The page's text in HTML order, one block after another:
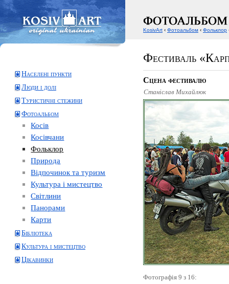
Фестиваль
Населені пункти
Люди і долі
Туристичні стежини
Фотоальбом
Косів
Косівчани
Фольклор
Природа
Відпочинок та туризм
Культура і мистецтво
Світлини
Панорами
Карти
Бібліотека
Культура і мистецтво
Цікавинки
Сцена фестивалю
Станіслав Михайлюк
Фотографія 9 з 16:
KosivArt ‹ Фотоальбом ‹ Фольклор